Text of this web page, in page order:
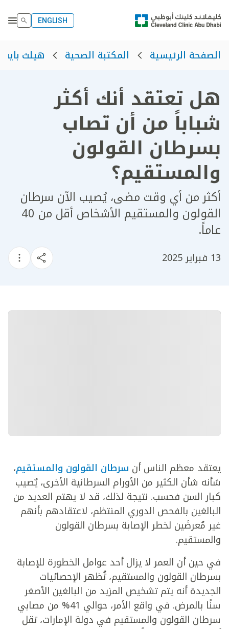
ENGLISH
الصفحة الرئيسية المكتبة الصحية هيلث بايت
هل تعتقد أنك أكثر
شباباً من أن تصاب
بسرطان القولون
والمستقيم؟
أكثر من أي وقت مضى، يُصيب الآن سرطان
القولون والمستقيم الأشخاص أقل من 40
عاماً.
13 فبراير 2025
يعتقد معظم الناس أن سرطان القولون والمستقيم،
شأنه شأن الكثير من الأورام السرطانية الأخرى، يٌصيب
كبار السن فحسب. نتيجة لذلك، قد لا يهتم العديد من
البالغين بالفحص الدوري المنتظم، لاعتقادهم بأنهم
غير مُعرضَين لخطر الإصابة بسرطان القولون
والمستقيم.
في حين أن العمر لا يزال أحد عوامل الخطورة للإصابة
بسرطان القولون والمستقيم، تُظهر الإحصائيات
الجديدة أنه يتم تشخيص المزيد من البالغين الأصغر
سنًا بالمرض. في واقع الأمر، حوالي 41% من مصابي
سرطان القولون والمستقيم في دولة الإمارات، تقل